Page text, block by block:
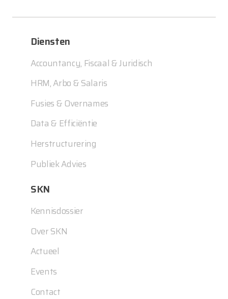
Diensten
Accountancy, Fiscaal & Juridisch
HRM, Arbo & Salaris
Fusies & Overnames
Data & Efficiëntie
Herstructurering
Publiek Advies
SKN
Kennisdossier
Over SKN
Actueel
Events
Contact